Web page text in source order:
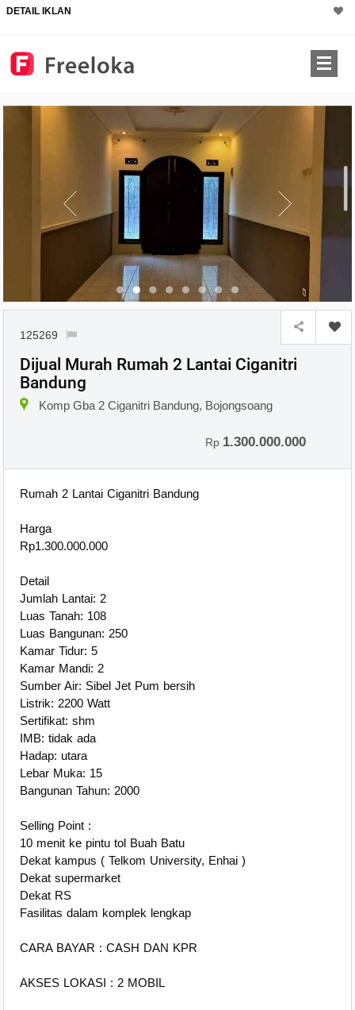
DETAIL IKLAN
125269
Dijual Murah Rumah 2 Lantai Ciganitri
Bandung
Komp Gba 2 Ciganitri Bandung, Bojongsoang
Rp 1.300.000.000
Rumah 2 Lantai Ciganitri Bandung
Harga
Rp1.300.000.000
Detail
Jumlah Lantai: 2
Luas Tanah: 108
Luas Bangunan: 250
Kamar Tidur: 5
Kamar Mandi: 2
Sumber Air: Sibel Jet Pum bersih
Listrik: 2200 Watt
Sertifikat: shm
IMB: tidak ada
Hadap: utara
Lebar Muka: 15
Bangunan Tahun: 2000
Selling Point :
10 menit ke pintu tol Buah Batu
Dekat kampus ( Telkom University, Enhai )
Dekat supermarket
Dekat RS
Fasilitas dalam komplek lengkap
CARA BAYAR : CASH DAN KPR
AKSES LOKASI : 2 MOBIL